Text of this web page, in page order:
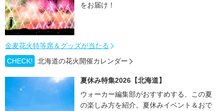
をお届け！
金麦花火特等席＆グッズが当たる
CHECK!
北海道の花火開催カレンダー
夏休み特集2026【北海道】
ウォーカー編集部がおすすめする、この夏
の楽しみ方を紹介。夏休みイベント＆おで